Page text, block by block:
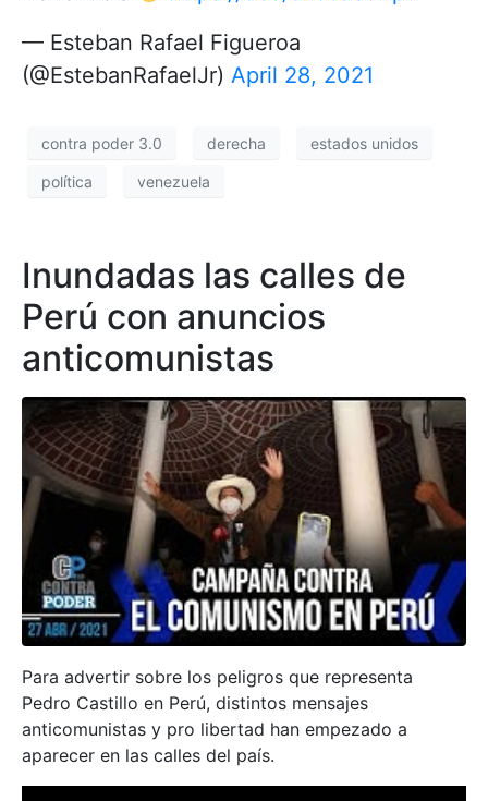
— Esteban Rafael Figueroa
(@EstebanRafaelJr) April 28, 2021
contra poder 3.0 derecha estados unidos
política venezuela
Inundadas las calles de
Perú con anuncios
anticomunistas
Para advertir sobre los peligros que representa
Pedro Castillo en Perú, distintos mensajes
anticomunistas y pro libertad han empezado a
aparecer en las calles del país.